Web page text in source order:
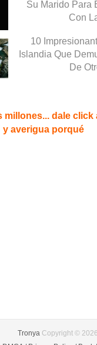
Su Marido Para
Con
10
Islandia Que
De
millones... dale click
averigua porqué
TronyaCopyright ©